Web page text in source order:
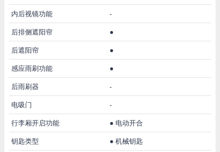
内后视镜功能 -
后排侧遮阳帘 ●
后遮阳帘 ●
感应雨刷功能 ●
后雨刷器 -
电吸门 -
行李厢开启功能 ● 电动开合
钥匙类型 ● 机械钥匙